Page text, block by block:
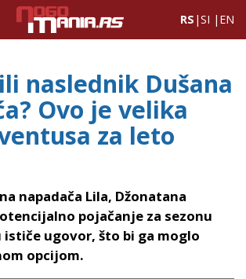
RS |SI | EN
naslednik Dušana
Ovo je velika
za leto
napadača Lila, Džonatana
pojačanje za sezonu
ističe ugovor, što bi ga moglo
opcijom.